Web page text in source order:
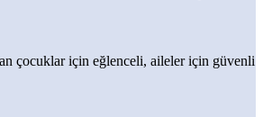
çocuklar için eğlenceli, aileler için güvenli